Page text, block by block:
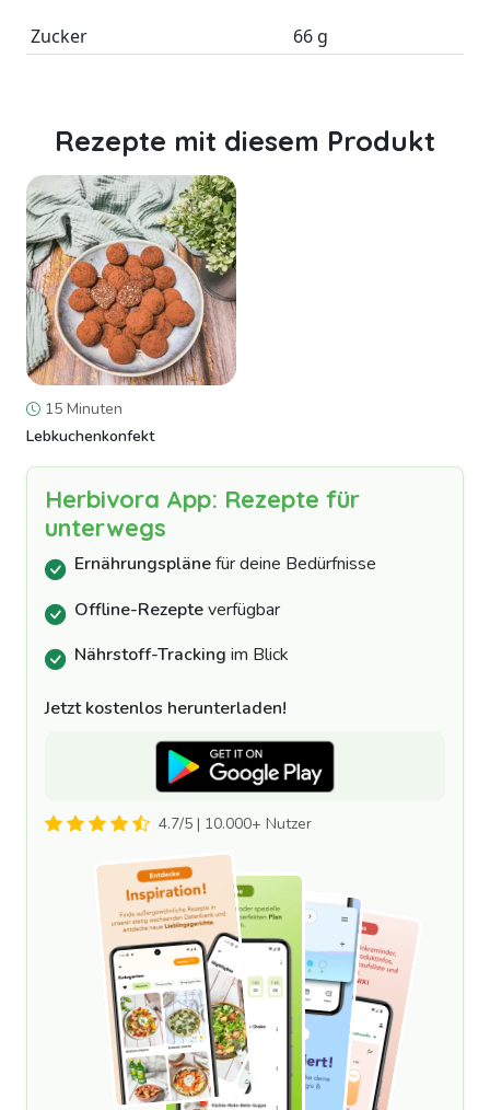
Zucker 66 g
Rezepte mit diesem Produkt
15 Minuten
Lebkuchenkonfekt
Herbivora App: Rezepte für
unterwegs
Ernährungsplänefür deine Bedürfnisse
Offline-Rezepteverfügbar
Nährstoff-Tracking im Blick
Jetzt kostenlos herunterladen!
4.7/5 | 10.000+ Nutzer